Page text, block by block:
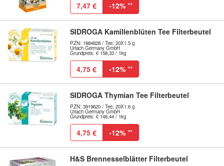
7,47 € -12% **
SIDROGA Kamillenblüten Tee Filterbeutel
PZN: 1884828 / Tee, 20X1.5 g
Uriach Germany GmbH
Grundpreis: € 158,33 / 1kg
4,75 € -12% **
SIDROGA Thymian Tee Filterbeutel
PZN: 3919620 / Tee, 20X1.6 g
Uriach Germany GmbH
Grundpreis: € 148,44 / 1kg
4,75 € -12% **
H&S Brennesselblätter Filterbeutel